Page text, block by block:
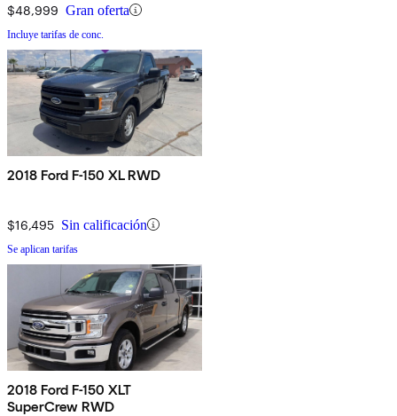
$48,999 Gran oferta
Incluye tarifas de conc.
2018 Ford F-150 XL RWD
$16,495 Sin calificación
Se aplican tarifas
2018 Ford F-150 XLT
SuperCrew RWD